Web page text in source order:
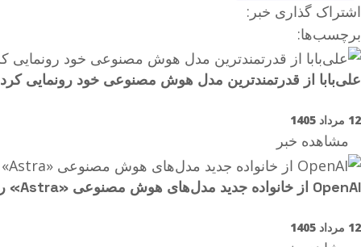
اشتراک گذاری خبر:
برچسب‌ها:
علی‌بابا از قدرتمندترین مدل هوش مصنوعی خود رونمایی کرد
12 مرداد 1405
مشاهده خبر
OpenAI از خانواده جدید مدل‌های هوش مصنوعی «Astra» رونمایی کرد؛ حل ۱۰ مسئله دشوار ریاضی با هوش مصنوعی
12 مرداد 1405